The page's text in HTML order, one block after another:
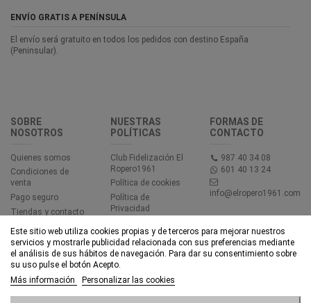
Añadir al carrito
ENVÍO GRATIS A PENÍNSULA
El envío será gratuito en todos los pedidos con destino España
(Peninsular).
SOBRE
NOSOTROS
Quienes somos
Condiciones de
venta
Pago seguro
Tiendas y contacto
NUESTRAS
POLÍTICAS
Club Fidelización El
Ropero1961
Política de cookies
Política de
Privacidad
Accesibilidad
FORMAS DE
CONTACTO
987 40 34 08
601 40 13 24
info@elropero1961.com
Este sitio web utiliza cookies propias y de terceros para mejorar nuestros
servicios y mostrarle publicidad relacionada con sus preferencias mediante
el análisis de sus hábitos de navegación. Para dar su consentimiento sobre
su uso pulse el botón Acepto.
Más información
Personalizar las cookies
© EL ROPERO 1961 - Todos los derechos reservados - Powered by